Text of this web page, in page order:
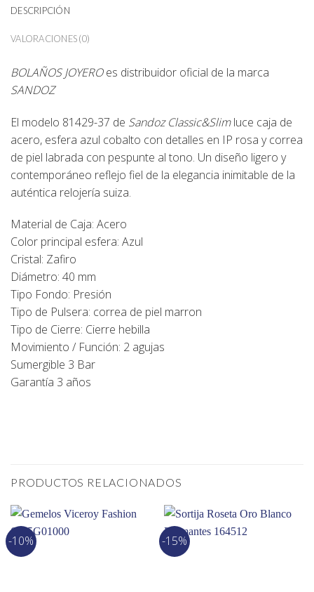
DESCRIPCIÓN
VALORACIONES (0)
BOLAÑOS JOYEROes distribuidor oficial de la marca
SANDOZ
El modelo 81429-37 de Sandoz Classic&Slimluce caja de
acero, esfera azul cobalto con detalles en IP rosa y correa
de piel labrada con pespunte al tono. Un diseño ligero y
contemporáneo reflejo fiel de la elegancia inimitable de la
auténtica relojería suiza.
Material de Caja: Acero
Color principal esfera: Azul
Cristal: Zafiro
Diámetro: 40 mm
Tipo Fondo: Presión
Tipo de Pulsera: correa de piel marron
Tipo de Cierre: Cierre hebilla
Movimiento / Función: 2 agujas
Sumergible 3 Bar
Garantía 3 años
PRODUCTOS RELACIONADOS
-10% -15%